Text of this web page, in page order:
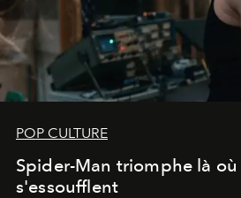
POP CULTURE
Spider-Man triomphe là où
s'essoufflent